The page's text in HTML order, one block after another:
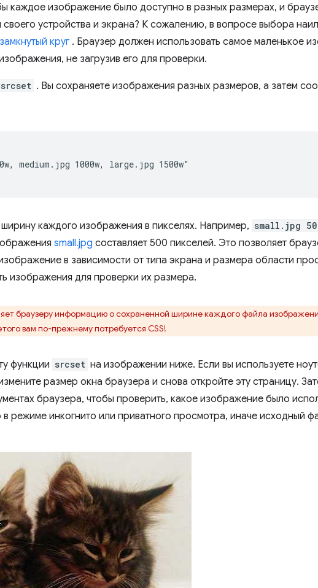
каждое изображение было доступно в разных размерах, и
устройства и экрана? К сожалению, в вопросе выбора
замкнутый круг . Браузер должен использовать самое маленькое
не загрузив его для проверки.
srcset . Вы сохраняете изображения разных размеров, а затем
medium.jpg 1000w, large.jpg 1500w"
каждого изображения в пикселях. Например, small.jpg
small.jpg составляет 500 пикселей. Это позволяет
в зависимости от типа экрана и размера области
изображения для проверки их размера.
браузеру информацию о сохраненной ширине каждого файла
вам по-прежнему потребуется CSS!
функции srcset на изображении ниже. Если вы используете
размер окна браузера и снова откройте эту страницу.
браузера, чтобы проверить, какое изображение было
в режиме инкогнито или приватного просмотра, иначе исходный